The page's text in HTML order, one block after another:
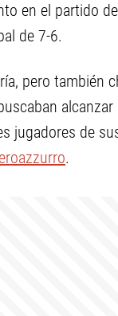
en el partido
de 7-6.
pero también
jugadores de
.